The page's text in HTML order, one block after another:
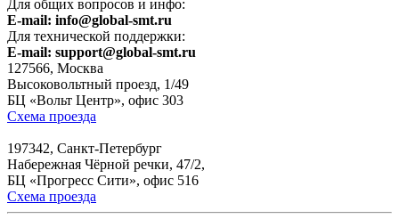
Для общих вопросов и инфо:
E-mail: info@global-smt.ru
Для технической поддержки:
E-mail: support@global-smt.ru
127566, Москва
Высоковольтный проезд, 1/49
БЦ «Вольт Центр», офис 303
Схема проезда
197342, Санкт-Петербург
Набережная Чёрной речки, 47/2,
БЦ «Прогресс Сити», офис 516
Схема проезда